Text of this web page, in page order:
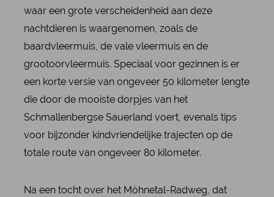
waar een grote verscheidenheid aan deze
nachtdieren is waargenomen, zoals de
baardvleermuis, de vale vleermuis en de
grootoorvleermuis. Speciaal voor gezinnen is er
een korte versie van ongeveer 50 kilometer lengte
die door de mooiste dorpjes van het
Schmallenbergse Sauerland voert, evenals tips
voor bijzonder kindvriendelijke trajecten op de
totale route van ongeveer 80 kilometer.
Na een tocht over het Möhnetal-Radweg, dat